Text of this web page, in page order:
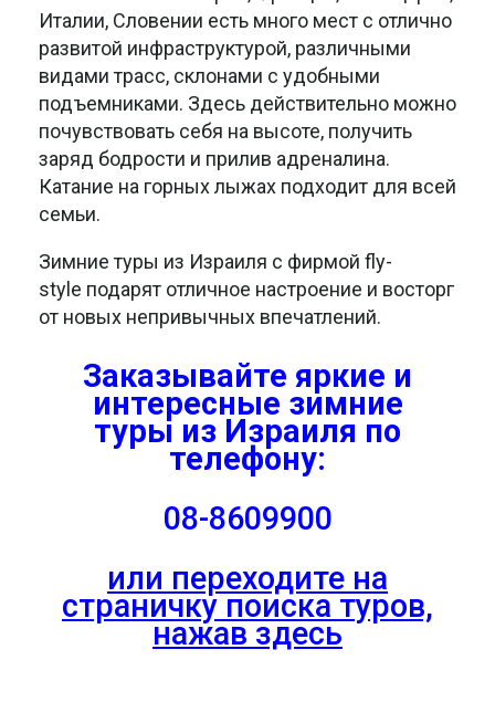
Италии, Словении есть много мест с отлично
развитой инфраструктурой, различными
видами трасс, склонами с удобными
подъемниками. Здесь действительно можно
почувствовать себя на высоте, получить
заряд бодрости и прилив адреналина.
Катание на горных лыжах подходит для всей
семьи.
Зимние туры из Израиля с фирмой fly-
style подарят отличное настроение и восторг
от новых непривычных впечатлений.
Заказывайте яркие и
интересные зимние
туры из Израиля по
телефону:
08-8609900
или переходите на
страничку поиска туров,
нажав здесь